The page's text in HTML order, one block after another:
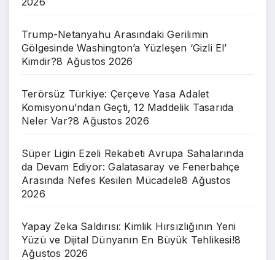
Trump-Netanyahu Arasındaki Gerilimin
Gölgesinde Washington’a Yüzleşen ‘Gizli El’
Kimdir?8 Ağustos 2026
Terörsüz Türkiye: Çerçeve Yasa Adalet
Komisyonu’ndan Geçti, 12 Maddelik Tasarıda
Neler Var?8 Ağustos 2026
Süper Ligin Ezeli Rekabeti Avrupa Sahalarında
da Devam Ediyor: Galatasaray ve Fenerbahçe
Arasında Nefes Kesilen Mücadele8 Ağustos
2026
Yapay Zeka Saldırısı: Kimlik Hırsızlığının Yeni
Yüzü ve Dijital Dünyanın En Büyük Tehlikesi!8
Ağustos 2026